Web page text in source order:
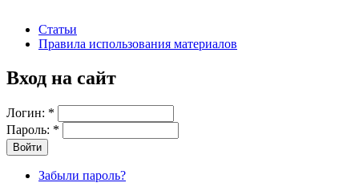
Статьи
Правила использования материалов
Вход на сайт
Логин: *
Пароль: *
Забыли пароль?